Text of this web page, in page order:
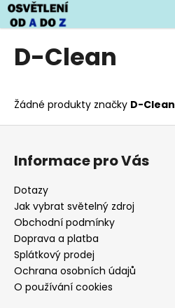
Přejít
na
obsah
D-Clean
Žádné produkty značky D-Clean
K
o
o
p
o
t
ř
e
b
u
j
e
t
e
Z
Informace pro Vás
Dotazy
Jak vybrat světelný zdroj
Obchodní podmínky
Doprava a platba
Splátkový prodej
Ochrana osobních údajů
O používání cookies